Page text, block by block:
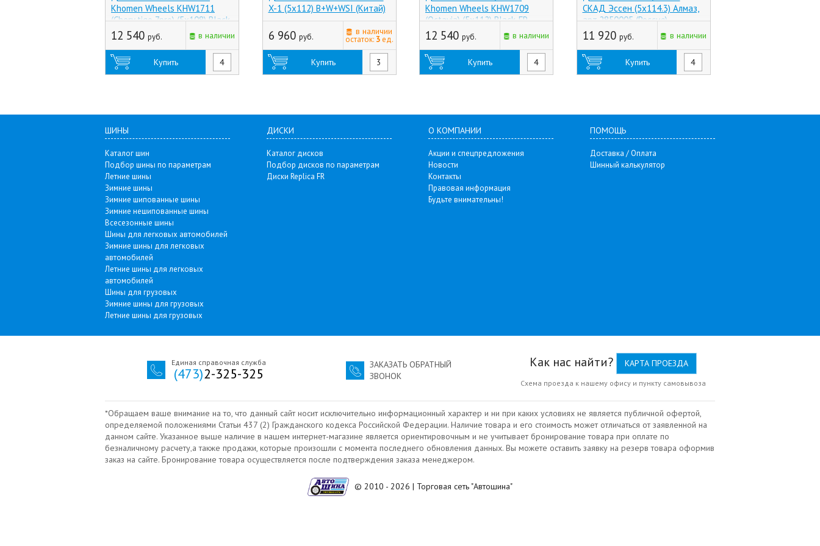
Khomen Wheels KHW1711
(Chery tigo 7pro) (5x108) Black-
FP (Россия)
12 540 руб. в наличии
Купить
X-1 (5x112) B+W+WSI (Китай)
6 960 руб.
в наличии
остаток: 3ед.
Купить
Khomen Wheels KHW1709
(Octavia) (5x112) Black-FP
(Россия)
12 540 руб. в наличии
Купить
СКАД Эссен (5x114.3) Алмаз,
арт.2850005 (Россия)
11 920 руб. в наличии
Купить
ШИНЫ
Каталог шин
Подбор шины по параметрам
Летние шины
Зимние шины
Зимние шипованные шины
Зимние нешипованные шины
Всесезонные шины
Шины для легковых автомобилей
Зимние шины для легковых
автомобилей
Летние шины для легковых
автомобилей
Шины для грузовых
Зимние шины для грузовых
Летние шины для грузовых
ДИСКИ
Каталог дисков
Подбор дисков по параметрам
Диски Replica FR
О КОМПАНИИ
Акции и спецпредложения
Новости
Контакты
Правовая информация
Будьте внимательны!
ПОМОЩЬ
Доставка / Оплата
Шинный калькулятор
Единая справочная служба
(473)2-325-325
ЗАКАЗАТЬ ОБРАТНЫЙ
ЗВОНОК
Как нас найти? КАРТА ПРОЕЗДА
Схема проезда к нашему офису и пункту самовывоза
*Обращаем ваше внимание на то, что данный сайт носит исключительно информационный характер и ни при каких условиях не является публичной офертой,
определяемой положениями Статьи 437 (2) Гражданского кодекса Российской Федерации. Наличие товара и его стоимость может отличаться от заявленной на
данном сайте. Указанное выше наличие в нашем интернет-магазине является ориентировочным и не учитывает бронирование товара при оплате по
безналичному расчету‚а также продажи, которые произошли с момента последнего обновления данных. Вы можете оставить заявку на резерв товара оформив
заказ на сайте. Бронирование товара осуществляется после подтверждения заказа менеджером.
© 2010 - 2026 | Торговая сеть "Автошина"